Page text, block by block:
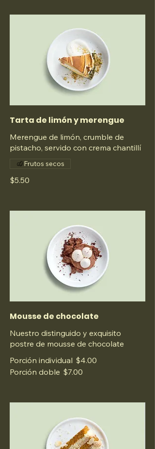
Tarta de limón y merengue
Merengue de limón, crumble de
pistacho, servido con crema chantillí
$5.50
Frutos secos
Mousse de chocolate
Nuestro distinguido y exquisito
postre de mousse de chocolate
Porción individual $4.00
Porción doble $7.00